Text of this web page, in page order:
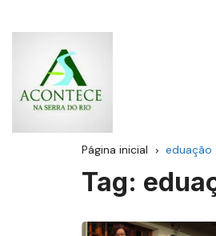
Página inicial eduação
Tag: